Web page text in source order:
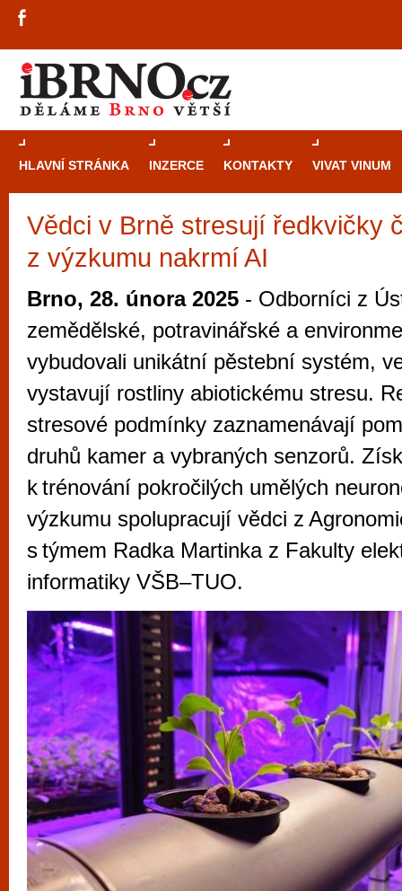
HLAVNÍ STRÁNKA INZERCE KONTAKTY VIVAT VINUM
Vědci v Brně stresují ředkvičky
z výzkumu nakrmí AI
Brno, 28. února 2025 - Odborníci z
zemědělské, potravinářské a
vybudovali unikátní pěstební systém,
vystavují rostliny abiotickému stresu.
stresové podmínky zaznamenávají
druhů kamer a vybraných senzorů.
k trénování pokročilých umělých
výzkumu spolupracují vědci z
s týmem Radka Martinka z Fakulty
informatiky VŠB–TUO.
Průvodce
Brně: Od
Brno je
zajímavé
restaurace,
Mimo jiné je ale také místem, kde si
vyzkoušet různé kasinové hry. V
metropoli naleznete širokou nabídku her
po moderní automaty jak pro pravidelné
příležitostné hráče. V...